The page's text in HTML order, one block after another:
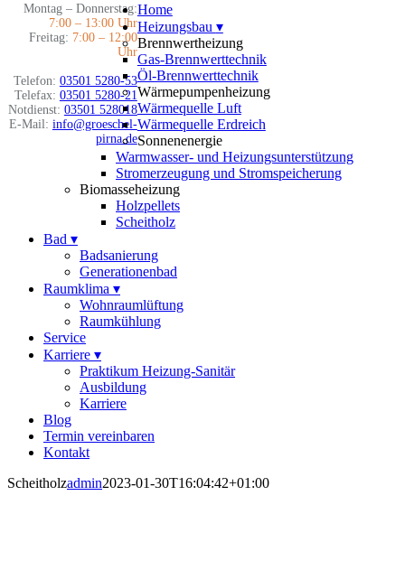
Montag – Donnerstag:
7:00 – 13:00 Uhr
Freitag: 7:00 – 12:00
Uhr
Telefon: 03501 5280-53
Telefax: 03501 5280-21
Notdienst: 03501 528018
E-Mail: info@groeschel-
pirna.de
Home
Heizungsbau ▾
Brennwertheizung
Gas-Brennwerttechnik
Öl-Brennwerttechnik
Wärmepumpenheizung
Wärmequelle Luft
Wärmequelle Erdreich
Sonnenenergie
Warmwasser- und Heizungsunterstützung
Stromerzeugung und Stromspeicherung
Biomasseheizung
Holzpellets
Scheitholz
Bad ▾
Badsanierung
Generationenbad
Raumklima ▾
Wohnraumlüftung
Raumkühlung
Service
Karriere ▾
Praktikum Heizung-Sanitär
Ausbildung
Karriere
Blog
Termin vereinbaren
Kontakt
Scheitholzadmin2023-01-30T16:04:42+01:00